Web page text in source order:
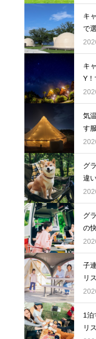
キ
で
キ
Y！
ア
気
す
グ
違
グ
の
子
リ
1泊
リ